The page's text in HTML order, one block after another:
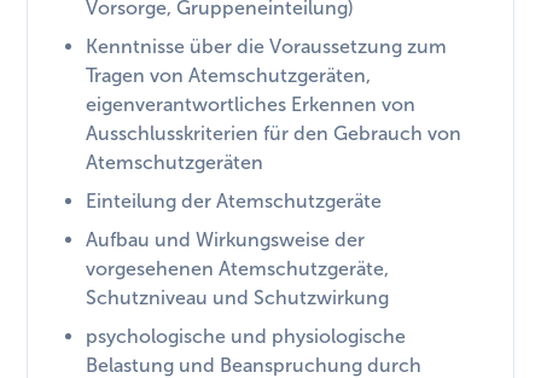
Vorsorge, Gruppeneinteilung)
Kenntnisse über die Voraussetzung zum
Tragen von Atemschutzgeräten,
eigenverantwortliches Erkennen von
Ausschlusskriterien für den Gebrauch von
Atemschutzgeräten
Einteilung der Atemschutzgeräte
Aufbau und Wirkungsweise der
vorgesehenen Atemschutzgeräte,
Schutzniveau und Schutzwirkung
psychologische und physiologische
Belastung und Beanspruchung durch